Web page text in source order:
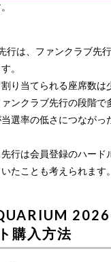
行は、ファンクラブ先
。
り当てられる座席数は
ンクラブ先行の段階で
選率の低さにつながっ
行は会員登録のハード
たことも考えられます。
購入方法